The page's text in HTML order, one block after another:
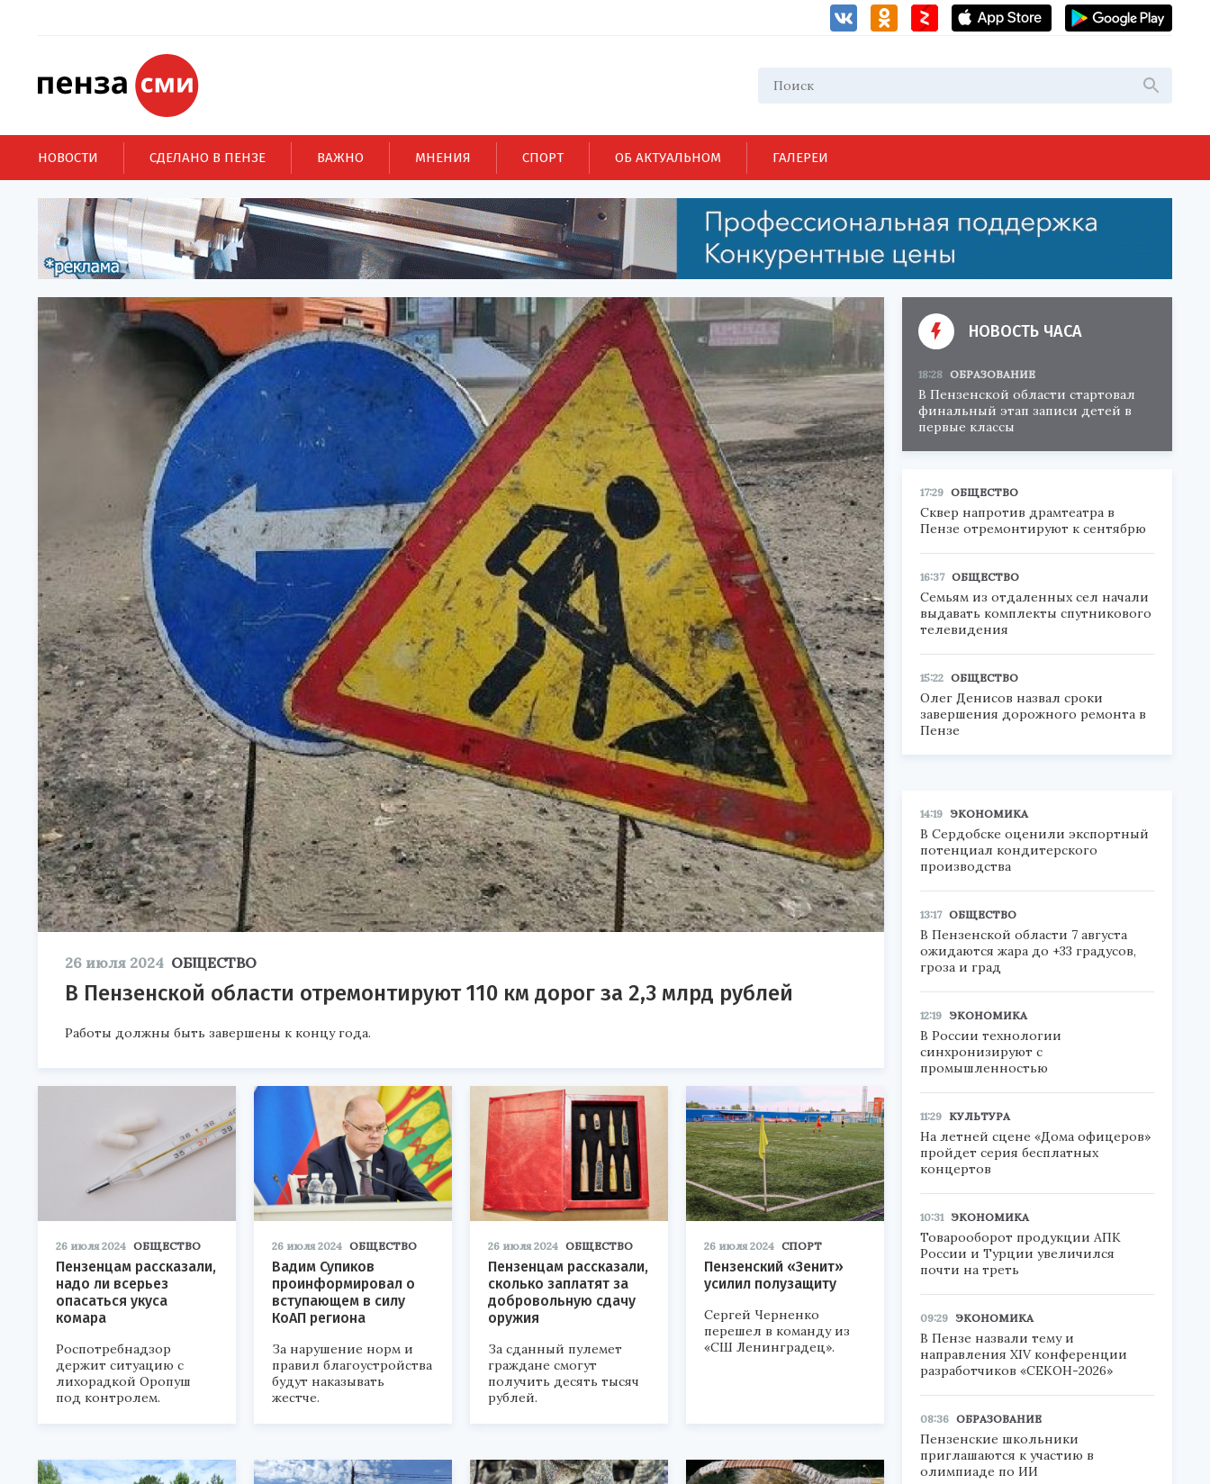
НОВОСТИ СДЕЛАНО В ПЕНЗЕ ВАЖНО МНЕНИЯ СПОРТ ОБ АКТУАЛЬНОМ ГАЛЕРЕИ
26 июля 2024 ОБЩЕСТВО
В Пензенской области отремонтируют 110 км дорог за 2,3 млрд рублей
Работы должны быть завершены к концу года.
26 июля 2024 ОБЩЕСТВО
Пензенцам рассказали,
надо ли всерьез
опасаться укуса
комара
Роспотребнадзор
держит ситуацию с
лихорадкой Оропуш
под контролем.
26 июля 2024 ОБЩЕСТВО
Вадим Супиков
проинформировал о
вступающем в силу
КоАП региона
За нарушение норм и
правил благоустройства
будут наказывать
жестче.
26 июля 2024 ОБЩЕСТВО
Пензенцам рассказали,
сколько заплатят за
добровольную сдачу
оружия
За сданный пулемет
граждане смогут
получить десять тысяч
рублей.
26 июля 2024 СПОРТ
Пензенский «Зенит»
усилил полузащиту
Сергей Черненко
перешел в команду из
«СШ Ленинградец».
НОВОСТЬ ЧАСА
18:28 ОБРАЗОВАНИЕ
В Пензенской области стартовал
финальный этап записи детей в
первые классы
17:29 ОБЩЕСТВО
Сквер напротив драмтеатра в
Пензе отремонтируют к сентябрю
16:37 ОБЩЕСТВО
Семьям из отдаленных сел начали
выдавать комплекты спутникового
телевидения
15:22 ОБЩЕСТВО
Олег Денисов назвал сроки
завершения дорожного ремонта в
Пензе
14:19 ЭКОНОМИКА
В Сердобске оценили экспортный
потенциал кондитерского
производства
13:17 ОБЩЕСТВО
В Пензенской области 7 августа
ожидаются жара до +33 градусов,
гроза и град
12:19 ЭКОНОМИКА
В России технологии
синхронизируют с
промышленностью
11:29 КУЛЬТУРА
На летней сцене «Дома офицеров»
пройдет серия бесплатных
концертов
10:31 ЭКОНОМИКА
Товарооборот продукции АПК
России и Турции увеличился
почти на треть
09:29 ЭКОНОМИКА
В Пензе назвали тему и
направления XIV конференции
разработчиков «СЕКОН-2026»
08:36 ОБРАЗОВАНИЕ
Пензенские школьники
приглашаются к участию в
олимпиаде по ИИ